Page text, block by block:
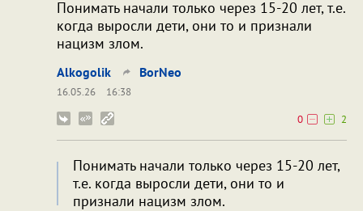
Понимать начали только через 15-20 лет, т.е.
когда выросли дети, они то и признали
нацизм злом.
Alkogolik BorNeo
16.05.26
16:38
0
2
Понимать начали только через 15-20 лет,
т.е. когда выросли дети, они то и
признали нацизм злом.